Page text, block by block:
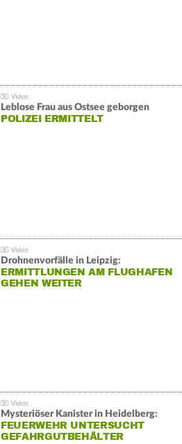
Leblose Frau aus Ostsee geborgen
POLIZEI ERMITTELT
Drohnenvorfälle in Leipzig:
ERMITTLUNGEN AM FLUGHAFEN
GEHEN WEITER
Mysteriöser Kanister in Heidelberg:
FEUERWEHR UNTERSUCHT
GEFAHRGUTBEHÄLTER